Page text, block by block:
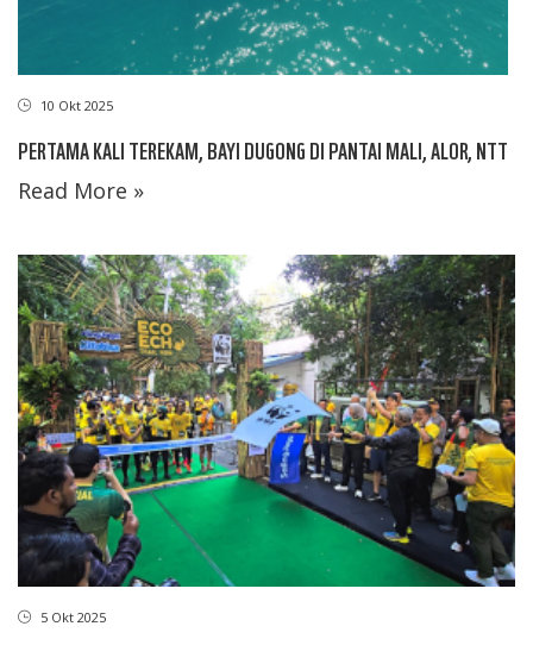
10 Okt 2025
PERTAMA KALI TEREKAM, BAYI DUGONG DI PANTAI MALI, ALOR, NTT
Read More »
5 Okt 2025